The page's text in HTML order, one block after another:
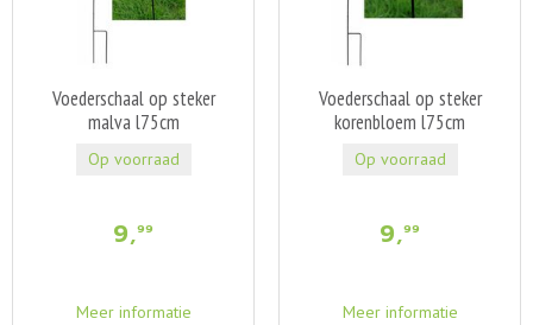
Voederschaal op steker
malva l75cm
9,99
Meer informatie
Op voorraad
Voederschaal op steker
korenbloem l75cm
9,99
Meer informatie
Op voorraad